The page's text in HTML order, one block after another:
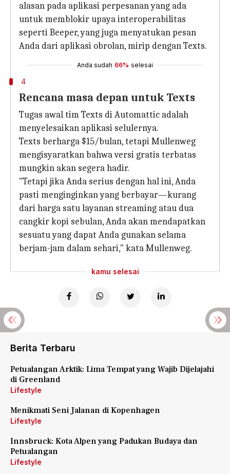
alasan pada aplikasi perpesanan yang ada
untuk memblokir upaya interoperabilitas
seperti Beeper, yang juga menyatukan pesan
Anda dari aplikasi obrolan, mirip dengan Texts.
Anda sudah 66% selesai
4
Rencana masa depan untuk Texts
Tugas awal tim Texts di Automattic adalah
menyelesaikan aplikasi selulernya.
Texts berharga $15/bulan, tetapi Mullenweg
mengisyaratkan bahwa versi gratis terbatas
mungkin akan segera hadir.
"Tetapi jika Anda serius dengan hal ini, Anda
pasti menginginkan yang berbayar—kurang
dari harga satu layanan streaming atau dua
cangkir kopi sebulan, Anda akan mendapatkan
sesuatu yang dapat Anda gunakan selama
berjam-jam dalam sehari," kata Mullenweg.
kamu selesai
Berita Terbaru
Petualangan Arktik: Lima Tempat yang Wajib Dijelajahi
di Greenland
Lifestyle
Menikmati Seni Jalanan di Kopenhagen
Lifestyle
Innsbruck: Kota Alpen yang Padukan Budaya dan
Petualangan
Lifestyle